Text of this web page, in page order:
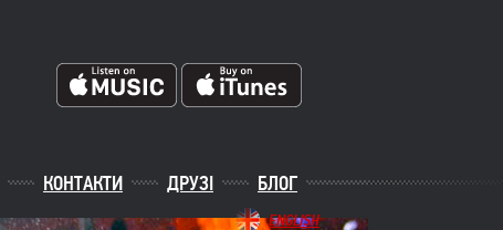
ENGLISH
КОНТАКТИ ДРУЗІ БЛОГ